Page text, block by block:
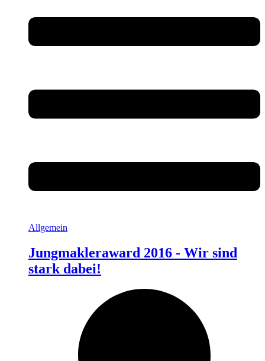
Allgemein
Jungmakleraward 2016 - Wir sind
stark dabei!